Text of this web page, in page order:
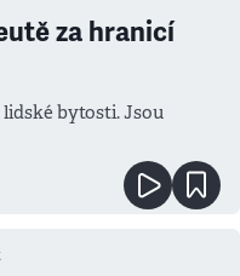
za hranicí
bytosti. Jsou